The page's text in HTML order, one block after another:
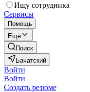
Ищу сотрудника
Сервисы
Помощь
Ещё
Поиск
Бачатский
Войти
Войти
Создать резюме